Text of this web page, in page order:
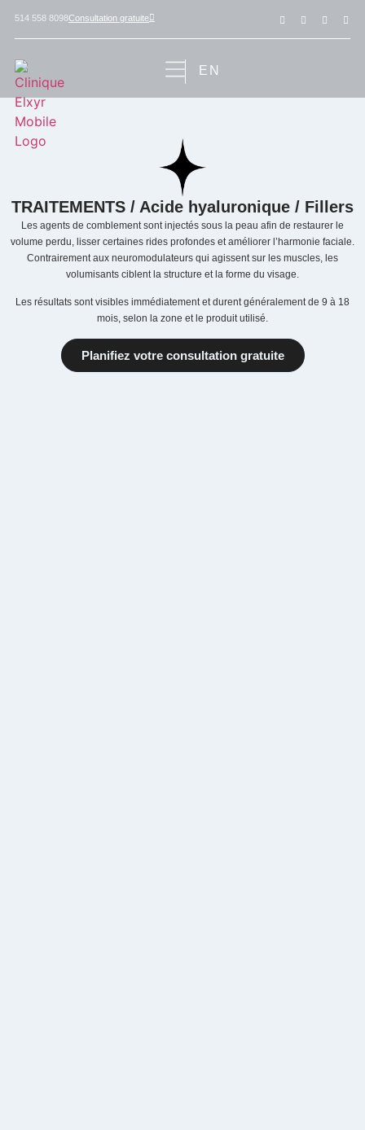
514 558 8098Consultation gratuite
EN
TRAITEMENTS / Acide hyaluronique / Fillers
Les agents de comblement sont injectés sous la peau afin de restaurer le
volume perdu, lisser certaines rides profondes et améliorer l’harmonie faciale.
Contrairement aux neuromodulateurs qui agissent sur les muscles, les
volumisants ciblent la structure et la forme du visage.
Les résultats sont visibles immédiatement et durent généralement de 9 à 18
mois, selon la zone et le produit utilisé.
Planifiez votre consultation gratuite